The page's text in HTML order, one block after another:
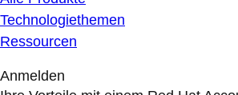
Technologiethemen
Ressourcen
Anmelden